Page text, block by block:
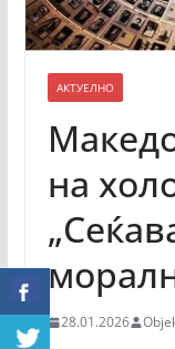
АКТУЕЛНО
на
28.01.2026